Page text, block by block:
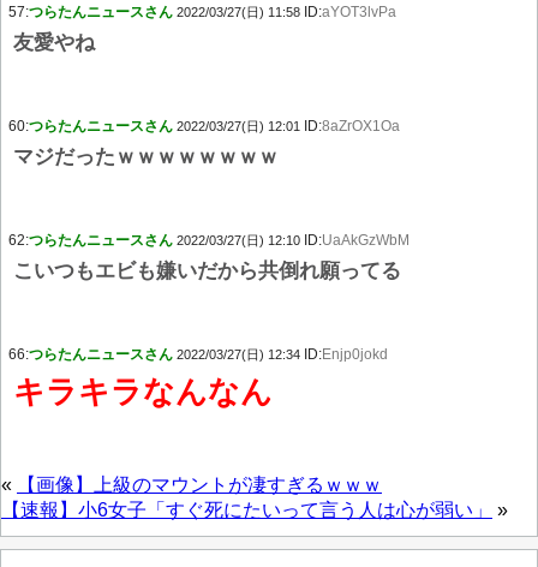
57:つらたんニュースさん 2022/03/27(日) 11:58 ID:aYOT3lvPa
友愛やね
60:つらたんニュースさん 2022/03/27(日) 12:01 ID:8aZrOX1Oa
マジだったｗｗｗｗｗｗｗｗ
62:つらたんニュースさん 2022/03/27(日) 12:10 ID:UaAkGzWbM
こいつもエビも嫌いだから共倒れ願ってる
66:つらたんニュースさん 2022/03/27(日) 12:34 ID:Enjp0jokd
キラキラなんなん
«
【画像】上級のマウントが凄すぎるｗｗｗ
【速報】小6女子「すぐ死にたいって言う人は心が弱い」
»